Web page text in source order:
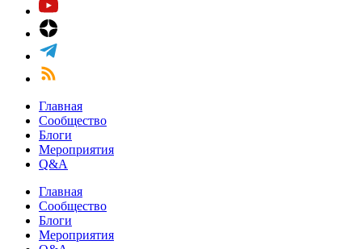
Главная
Сообщество
Блоги
Мероприятия
Q&A
Главная
Сообщество
Блоги
Мероприятия